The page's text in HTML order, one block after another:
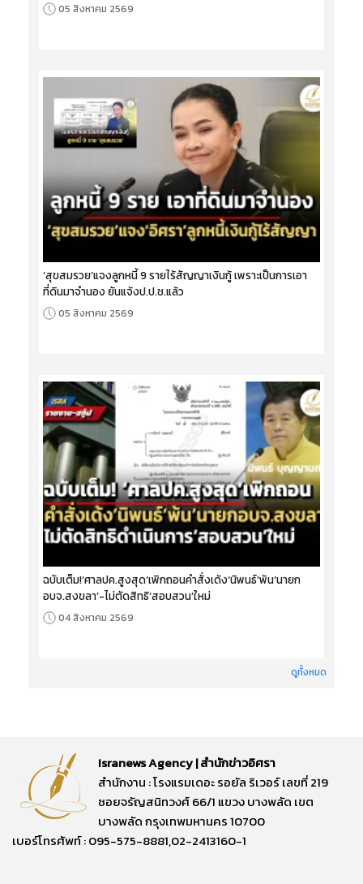
05 สิงหาคม 2569
‘สุขสมรวย’แจงลูกหนี้ 9 รายไร้สัญญาเงินกู้ เพราะเป็นการเอา
ที่ดินมาจำนอง ยันแจ้งป.ป.ช.แล้ว
05 สิงหาคม 2569
ฉบับเต็ม!‘ศาลปค.สูงสุด’เพิกถอนคำสั่งเด้ง‘นิพนธ์’พ้น‘นายก
อบจ.สงขลา’-ไม่ตัดสิทธิ‘สอบสวน’ใหม่
04 สิงหาคม 2569
ดูทั้งหมด
Isranews Agency | สำนักข่าวอิศรา
สำนักงาน : โรงแรมเดอะ รอยัล ริเวอร์ เลขที่ 219
ซอยจรัญสนิทวงศ์ 66/1 แขวง บางพลัด เขต
บางพลัด กรุงเทพมหานคร 10700
เบอร์โทรศัพท์ : 095-575-8881,02-2413160-1